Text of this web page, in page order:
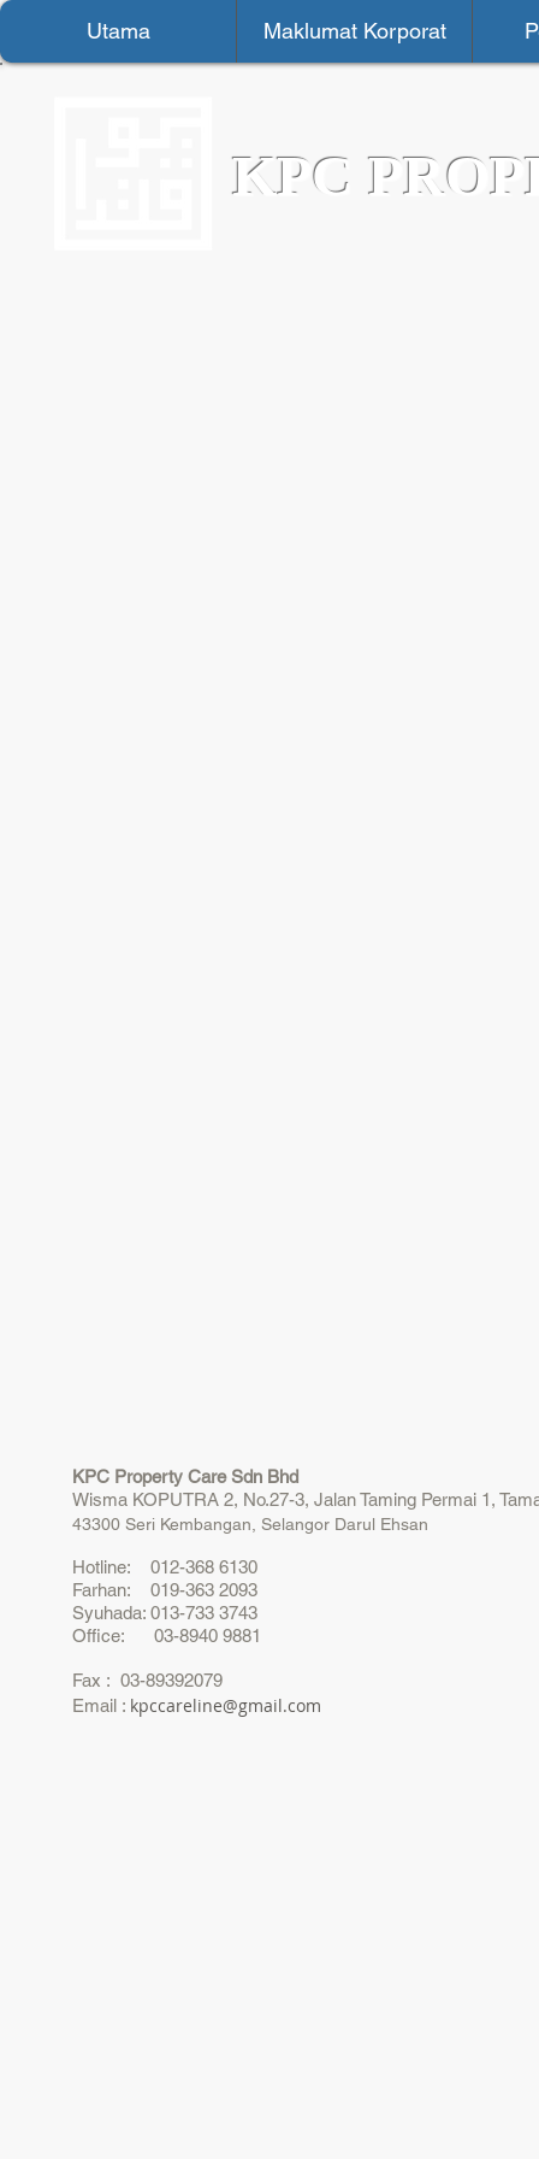
Utama Maklumat Korporat
KPC
KPC Property Care Sdn Bhd
Wisma KOPUTRA 2, No.27-3, Jalan Taming Permai 1,
43300 Seri Kembangan, Selangor Darul Ehsan
Hotline: 012-368 6130
Farhan: 019-363 2093
Syuhada: 013-733 3743
Office: 03-8940 9881
Fax : 03-89392079
Email : kpccareline@gmail.com